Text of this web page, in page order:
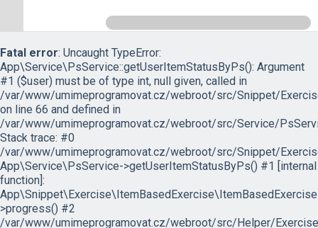
Fatal error: Uncaught TypeError:
App\Service\PsService::getUserItemStatusByPs(): Argument
#1 ($user) must be of type int, null given, called in
/var/www/umimeprogramovat.cz/webroot/src/Snippet/
on line 66 and defined in
/var/www/umimeprogramovat.cz/webroot/src/Service/
Stack trace: #0
/var/www/umimeprogramovat.cz/webroot/src/Snippet/
App\Service\PsService->getUserItemStatusByPs() #1 [internal
function]:
>progress() #2
/var/www/umimeprogramovat.cz/webroot/src/Helper/